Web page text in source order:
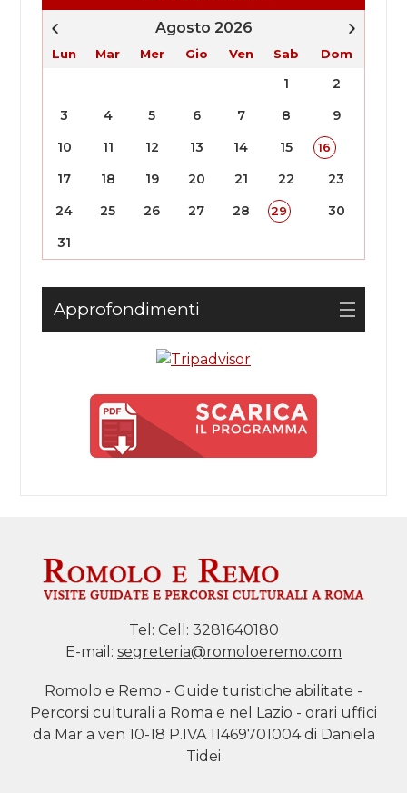
Agosto 2026
Lun Mar Mer Gio Ven Sab Dom
1
2
3
4 5 6 7 8
9
10
11 12 13 14 15 16
17 18 19 20 21 22
23
24
25 26 27 28 29
30
31
Approfondimenti
Tel: Cell: 3281640180
E-mail: segreteria@romoloeremo.com
Romolo e Remo - Guide turistiche abilitate -
Percorsi culturali a Roma e nel Lazio - orari uffici
da Mar a ven 10-18 P.IVA 11469701004 di Daniela
Tidei